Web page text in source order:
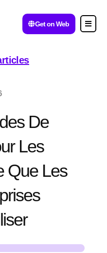
Get on Web
De
Les
Que Les